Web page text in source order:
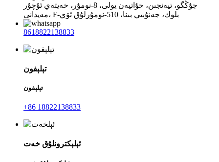
جۇڭگو، تيەنجىن، خۇاتيەن يولى، 8-نومۇر، خەيتەي ئۇچۇر
مەيدانى، F-بلوك، جەنۇبىي بىنا، 510-نومۇرلۇق ئۆي
8618822138833
تېلېفون
تېلېفون
+86 18822138833
ئېلېكترونلۇق خەت